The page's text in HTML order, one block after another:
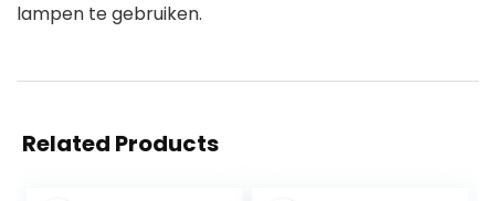
lampen te gebruiken.
Related Products